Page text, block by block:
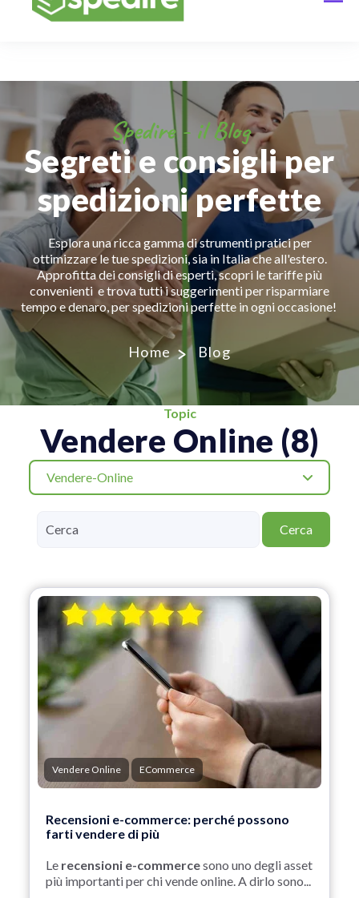
Spedire - il Blog
Segreti e consigli per
spedizioni perfette
Esplora una ricca gamma di strumenti pratici per
ottimizzare le tue spedizioni, sia in Italia che all'estero.
Approfitta dei consigli di esperti, scopri le tariffe più
convenienti e trova tutti i suggerimenti per risparmiare
tempo e denaro, per spedizioni perfette in ogni occasione!
Home Blog
Topic
Vendere Online (8)
Vendere-Online
Cerca
Vendere Online ECommerce
Recensioni e-commerce: perché possono
farti vendere di più
Le recensioni e-commercesono uno degli asset
più importanti per chi vende online. A dirlo sono...